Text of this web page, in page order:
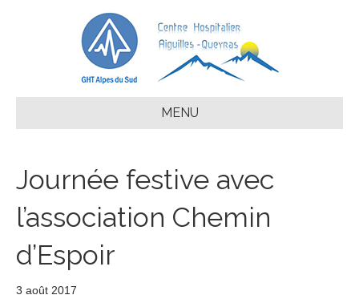
MENU
Journée festive avec
l’association Chemin
d’Espoir
3 août 2017